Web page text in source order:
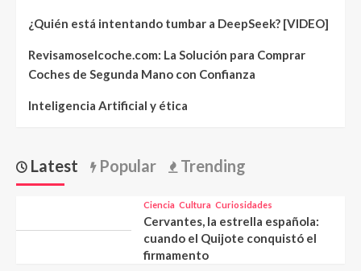
¿Quién está intentando tumbar a DeepSeek? [VIDEO]
Revisamoselcoche.com: La Solución para Comprar
Coches de Segunda Mano con Confianza
Inteligencia Artificial y ética
Latest Popular Trending
Ciencia Cultura Curiosidades
Cervantes, la estrella española:
cuando el Quijote conquistó el
firmamento